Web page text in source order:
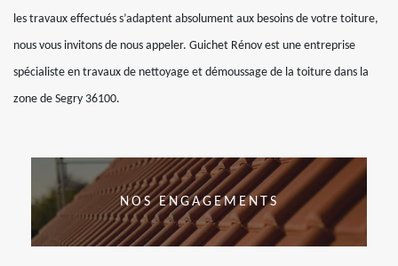
les travaux effectués s’adaptent absolument aux besoins de votre toiture,
nous vous invitons de nous appeler. Guichet Rénov est une entreprise
spécialiste en travaux de nettoyage et démoussage de la toiture dans la
zone de Segry 36100.
NOS ENGAGEMENTS